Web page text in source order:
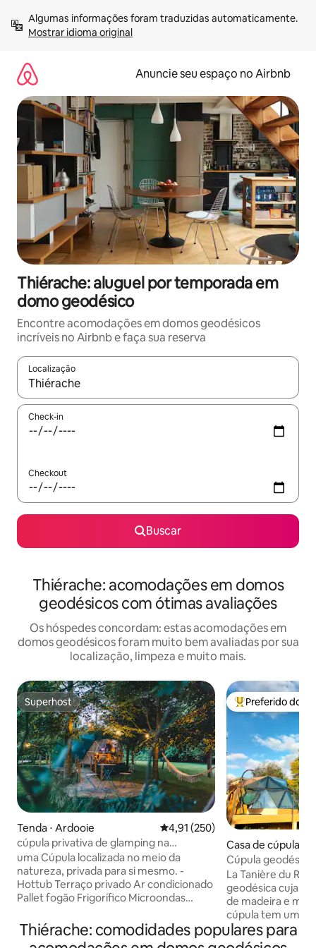
para
Mostrar idioma original
Anuncie seu espaço no Airbnb
Thiérache: aluguel por temporada em
domo geodésico
Encontre acomodações em domos geodésicos
incríveis no Airbnb e faça sua reserva
Localização
Quando os resultados estiverem disponíveis, explore-os
Check-in
Checkout
Buscar
Thiérache: acomodações em domos
geodésicos com ótimas avaliações
Os hóspedes concordam: estas acomodações em
domos geodésicos foram muito bem avaliadas por sua
localização, limpeza e muito mais.
Superhost
Superhost
Tenda ⋅ Ardooie 4,91 de uma avaliação média de
4,91 (250)
cúpula privativa de glamping na
natureza com lagoa de peixes
uma Cúpula localizada no meio da
natureza, privada para si mesmo. -
Hottub Terraço privado Ar condicionado
Pallet fogão Frigorífico Microondas
máquina de café - Você não pode
cozinhar dentro da tenda por razões de
Entre os
Preferido dos
Casa de cúpula ⋅
Cúpula
Garenne
La Tanière du
geodésica cuja
de madeira e
cúpula tem uma
luminosa na
uma vista
Thiérache: comodidades populares para